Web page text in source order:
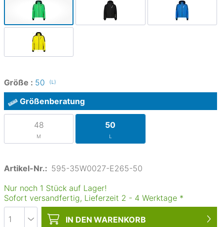
Größe : 50 (L)
Größenberatung
48
M
50
L
Artikel-Nr.: 595-35W0027-E265-50
Nur noch 1 Stück auf Lager!
Sofort versandfertig, Lieferzeit 2 - 4 Werktage *
IN DEN WARENKORB